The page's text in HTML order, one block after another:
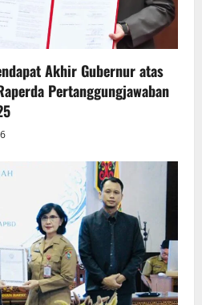
Akhir Gubernur atas
Pertanggungjawaban